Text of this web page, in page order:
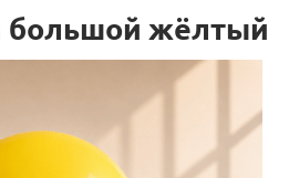
большой жёлтый